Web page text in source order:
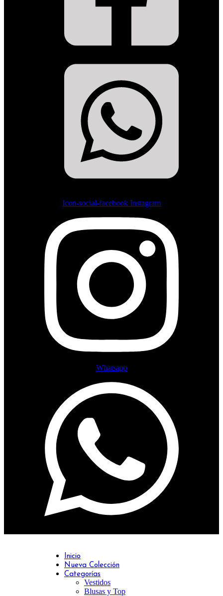
Icon-social-facebook Instagram
Whatsapp
Inicio
Nueva Colección
Categorías
Vestidos
Blusas y Top